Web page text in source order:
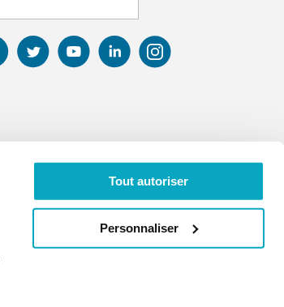
Tout autoriser
Personnaliser